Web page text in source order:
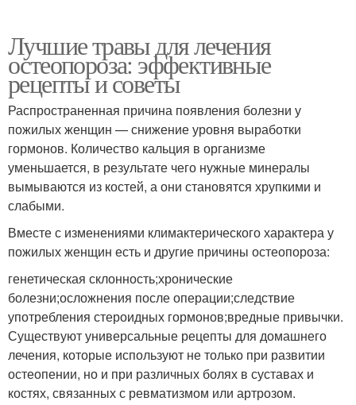
Лучшие травы для лечения
остеопороза: эффективные
рецепты и советы
Распространенная причина появления болезни у
пожилых женщин — снижение уровня выработки
гормонов. Количество кальция в организме
уменьшается, в результате чего нужные минералы
вымываются из костей, а они становятся хрупкими и
слабыми.
Вместе с изменениями климактерического характера у
пожилых женщин есть и другие причины остеопороза:
генетическая склонность;хронические
болезни;осложнения после операции;следствие
употребления стероидных гормонов;вредные привычки.
Существуют универсальные рецепты для домашнего
лечения, которые используют не только при развитии
остеопении, но и при различных болях в суставах и
костях, связанных с ревматизмом или артрозом.